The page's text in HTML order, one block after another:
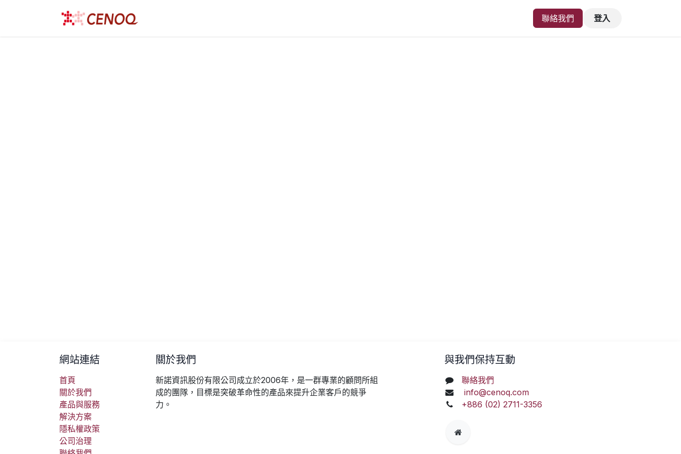
聯絡我們 登入
網站連結
首頁
關於我們
產品與服務
解決方案
隱私權政策
公司治理
關於我們
新諾資訊股份有限公司成立於2006年，是一群專業的顧問所組
成的團隊，目標是突破革命性的產品來提升企業客戶的競爭
力。
與我們保持互動
聯絡我們
info@cenoq.com
+886 (02) 2711-3356